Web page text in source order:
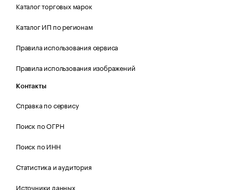
Каталог торговых марок
Каталог ИП по регионам
Правила использования сервиса
Правила использования изображений
Контакты
Справка по сервису
Поиск по ОГРН
Поиск по ИНН
Статистика и аудитория
Источники данных